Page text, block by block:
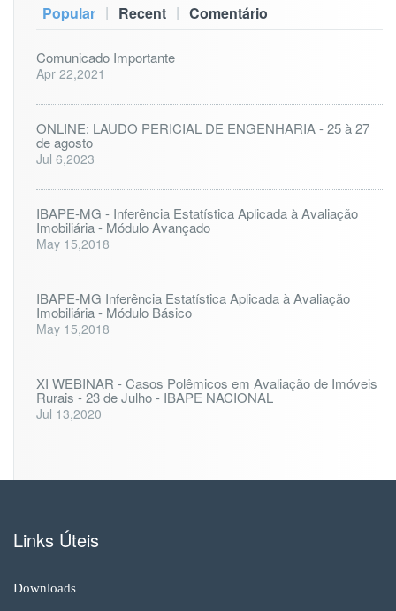
Popular | Recent | Comentário
Comunicado Importante
Apr 22,2021
ONLINE: LAUDO PERICIAL DE ENGENHARIA - 25 à 27
de agosto
Jul 6,2023
IBAPE-MG - Inferência Estatística Aplicada à Avaliação
Imobiliária - Módulo Avançado
May 15,2018
IBAPE-MG Inferência Estatística Aplicada à Avaliação
Imobiliária - Módulo Básico
May 15,2018
XI WEBINAR - Casos Polêmicos em Avaliação de Imóveis
Rurais - 23 de Julho - IBAPE NACIONAL
Jul 13,2020
Links Úteis
Downloads